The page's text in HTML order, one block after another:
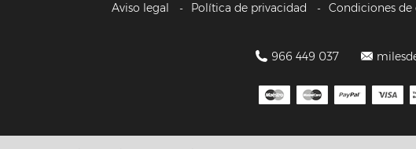
Aviso legal Política de privacidad Condiciones de
966 449 037